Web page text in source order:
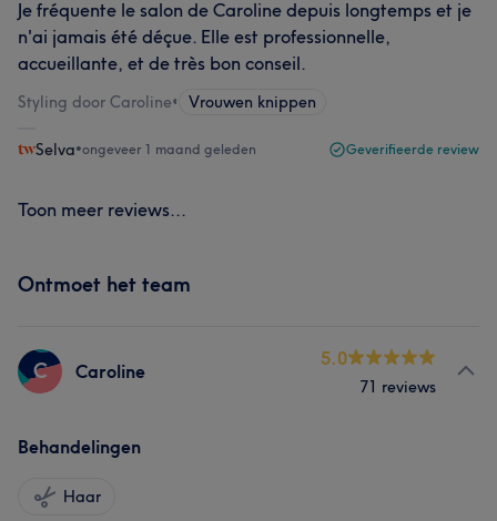
Je fréquente le salon de Caroline depuis longtemps et je
n'ai jamais été déçue. Elle est professionnelle,
accueillante, et de très bon conseil.
Styling door Caroline• Vrouwen knippen
Selva•ongeveer 1 maand geleden Geverifieerde review
Toon meer reviews...
Ontmoet het team
C Caroline
5.0
71 reviews
Behandelingen
Haar